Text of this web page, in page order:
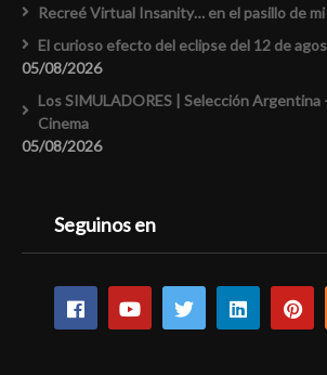
Recreé Virtual Insanity… en el pasillo de
El curioso efecto del eclipse del 12 de
05/08/2026
Los SIMULADORES | Selección Argentina
Cinema
05/08/2026
Seguinos en